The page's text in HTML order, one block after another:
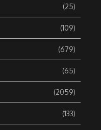
(25)
(109)
(679)
(65)
(2059)
(133)